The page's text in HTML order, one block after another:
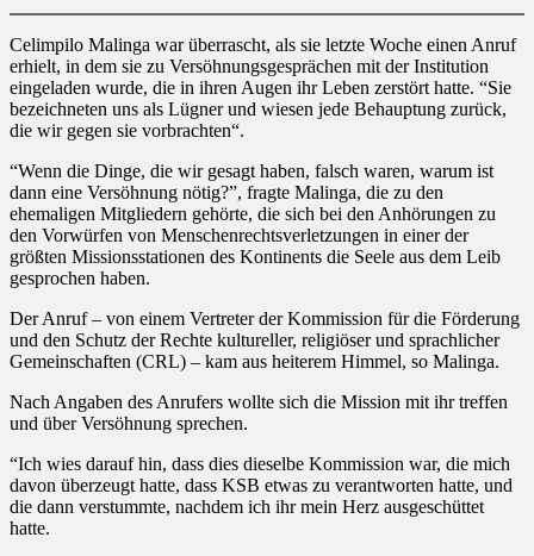
Celimpilo Malinga war überrascht, als sie letzte Woche einen Anruf
erhielt, in dem sie zu Versöhnungsgesprächen mit der Institution
eingeladen wurde, die in ihren Augen ihr Leben zerstört hatte. “Sie
bezeichneten uns als Lügner und wiesen jede Behauptung zurück,
die wir gegen sie vorbrachten“.
“Wenn die Dinge, die wir gesagt haben, falsch waren, warum ist
dann eine Versöhnung nötig?”, fragte Malinga, die zu den
ehemaligen Mitgliedern gehörte, die sich bei den Anhörungen zu
den Vorwürfen von Menschenrechtsverletzungen in einer der
größten Missionsstationen des Kontinents die Seele aus dem Leib
gesprochen haben.
Der Anruf – von einem Vertreter der Kommission für die Förderung
und den Schutz der Rechte kultureller, religiöser und sprachlicher
Gemeinschaften (CRL) – kam aus heiterem Himmel, so Malinga.
Nach Angaben des Anrufers wollte sich die Mission mit ihr treffen
und über Versöhnung sprechen.
“Ich wies darauf hin, dass dies dieselbe Kommission war, die mich
davon überzeugt hatte, dass KSB etwas zu verantworten hatte, und
die dann verstummte, nachdem ich ihr mein Herz ausgeschüttet
hatte.